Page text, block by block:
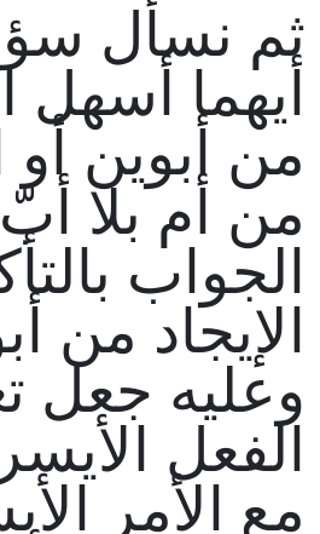
ثم نسأل
أيهما أسهل
من أبوين أو
من أم بلا
الجواب
الإيجاد من
وعليه جعل
الفعل
مع الأمر